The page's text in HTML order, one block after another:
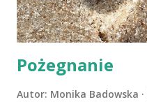
Pożegnanie
Autor: Monika Badowska